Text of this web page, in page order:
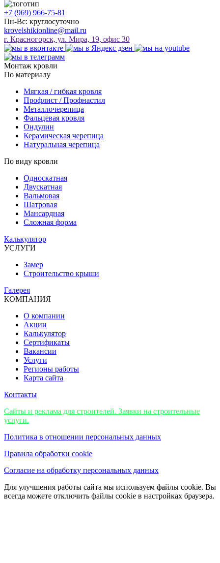
+7 (969) 966-75-81
Пн-Вс: круглосуточно
krovelshikionline@mail.ru
г. Красногорск, ул. Мира, 19, офис 30
Монтаж кровли
По материалу
Мягкая / гибкая кровля
Профлист / Профнастил
Металлочерепица
Фальцевая кровля
Ондулин
Керамическая черепица
Натуральная черепица
По виду кровли
Односкатная
Двускатная
Вальмовая
Шатровая
Мансардная
Сложная форма
Калькулятор
УСЛУГИ
Замер
Строительство крыши
Галерея
КОМПАНИЯ
О компании
Акции
Калькулятор
Сертификаты
Вакансии
Услуги
Регионы работы
Карта сайта
Контакты
Cайты и реклама для строителей. Заявки на строительные
услуги.
Политика в отношении персональных данных
Правила обработки cookie
Согласие на обработку персональных данных
Для улучшения работы сайта мы используем файлы cookie. Вы
всегда можете отключить файлы cookie в настройках браузера.